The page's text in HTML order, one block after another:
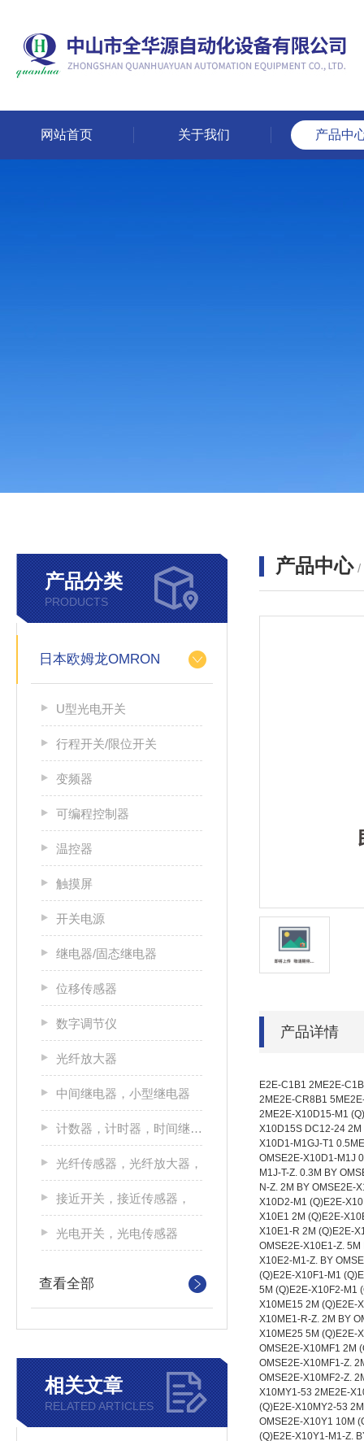
网站首页 关于我们 产品中
产品分类
PRODUCTS
日本欧姆龙OMRON
U型光电开关
行程开关/限位开关
变频器
可编程控制器
温控器
触摸屏
开关电源
继电器/固态继电器
位移传感器
数字调节仪
光纤放大器
中间继电器，小型继电器
计数器，计时器，时间继电器
光纤传感器，光纤放大器，
接近开关，接近传感器，
光电开关，光电传感器
查看全部
相关文章
RELATED ARTICLES
产品中心 /
产品详情
E2E-C1B1 2ME2E-C1B1 5ME2E-C1B2 2ME2E-C1C1 2ME2E-C1C1 5ME2E-C1C1-R 2ME2E-C1C2 2ME2E-C1C2 5ME2E-CR6B1 2ME2E-CR6C1 2ME2E-CR8B1 0.5ME2E-CR8B1 2ME2E-CR8B1 5ME2E-CR8B1-M5E2E-CR8B2 2ME2E-CR8B2 5ME2E-CR8B2-R 2ME2E-CR8C1 2ME2E-CR8C1 5ME2E-CR8C1-R 2ME2E-CR8C2 2ME2E-CR8C2 5ME2E-CR8C2-R 2ME2E-X10D15-M1 (Q)E2E-X10D15-M1G (Q)E2E-X10D15-M1G-Z. BY OMSE2E-X10D15-N 2M (Q)E2E-X10D15-N 5M (Q)E2E-X10D15-N-Z. 2M BY OMSE2E-X10D15S 5M (Q)E2E-X10D15S DC12-24 2M (Q)E2E-X10D1-M1 (Q)E2E-X10D1-M1G (Q)E2E-X10D1-M1GJ 0.3M (Q)E2E-X10D1-M1GJ 0.5M (Q)E2E-X10D1-M1GJ 1M (Q)E2E-X10D1-M1GJ-T 0.3M (Q)E2E-X10D1-M1GJ-T1 0.5ME2E-X10D1-M1GJ-T-Z 0.3M BY OMSE2E-X10D1-M1GJ-Z. 0.3M BY OMSE2E-X10D1-M1GJ-Z. 0.5M BY OMSE2E-X10D1-M1G-T1E2E-X10D1-M1G-Z. BY OMSE2E-X10D1-M1J 0.3M (Q)E2E-X10D1-M1J-T 0.3M (Q)E2E-X10D1-M1J-T 0.5M (Q)E2E-X10D1-M1J-T 1M (Q)E2E-X10D1-M1J-T1 0.3ME2E-X10D1-M1J-T1N 0.3ME2E-X10D1-M1J-T-Z. 0.3M BY OMSE2E-X10D1-M1J-Z 0.3M BY OMSE2E-X10D1-M1-Z. BY OMSE2E-X10D1-N 10M (Q)E2E-X10D1-N 2M (Q)E2E-X10D1-N 5M (Q)E2E-X10D1-N1 2ME2E-X10D1-N-Z. 2M BY OMSE2E-X10D1-N-Z. 5M BY OMSE2E-X10D1-R 2M (Q)E2E-X10D1-R 5M (Q)E2E-X10D1-U 2M (Q)E2E-X10D1-U 5M (Q)E2E-X10D25-N 2M (Q)E2E-X10D25-N 5ME2E-X10D2-M1 (Q)E2E-X10D2-M1G (Q)E2E-X10D2-N 2M (Q)E2E-X10D2-N 5M (Q)E2E-X10D2-N-Z. 2M BY